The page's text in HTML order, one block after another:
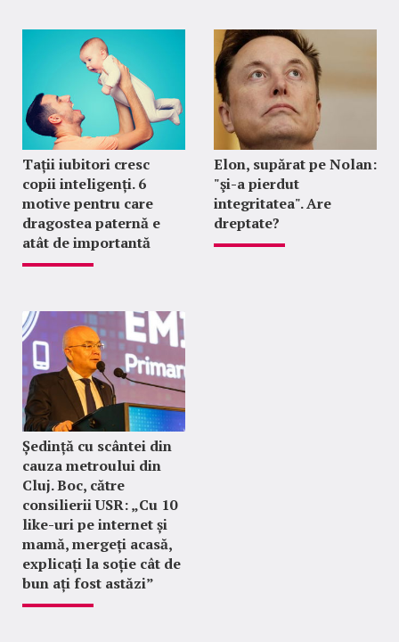
Tații iubitori cresc
copii inteligenți. 6
motive pentru care
dragostea paternă e
atât de importantă
Elon, supărat pe Nolan:
"şi-a pierdut
integritatea". Are
dreptate?
Ședință cu scântei din
cauza metroului din
Cluj. Boc, către
consilierii USR: „Cu 10
like-uri pe internet și
mamă, mergeți acasă,
explicați la soție cât de
bun ați fost astăzi”